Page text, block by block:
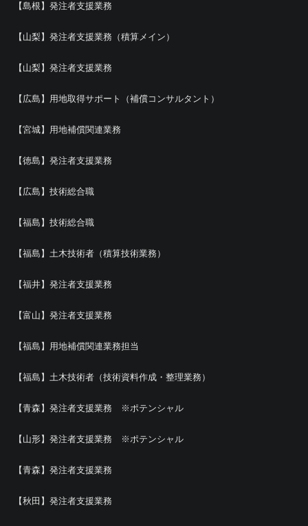
【島根】発注者支援業務
【山梨】発注者支援業務（積算メイン）
【山梨】発注者支援業務
【広島】用地取得サポート（補償コンサルタント）
【宮城】用地補償関連業務
【徳島】発注者支援業務
【広島】技術総合職
【福島】技術総合職
【福島】土木技術者（積算技術業務）
【福井】発注者支援業務
【富山】発注者支援業務
【福島】用地補償関連業務担当
【福島】土木技術者（技術資料作成・整理業務）
【青森】発注者支援業務 ※ポテンシャル
【山形】発注者支援業務 ※ポテンシャル
【青森】発注者支援業務
【秋田】発注者支援業務